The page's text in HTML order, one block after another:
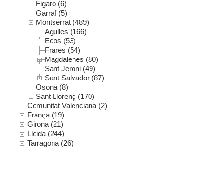
Figaró (6)
Garraf (5)
Montserrat (489)
Agulles (166)
Ecos (53)
Frares (54)
Magdalenes (80)
Sant Jeroni (49)
Sant Salvador (87)
Osona (8)
Sant Llorenç (170)
Comunitat Valenciana (2)
França (19)
Girona (21)
Lleida (244)
Tarragona (26)